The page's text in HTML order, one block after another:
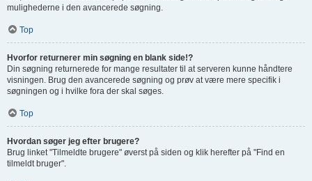
mulighederne i den avancerede søgning.
Top
Hvorfor returnerer min søgning en blank side!?
Din søgning returnerede for mange resultater til at serveren kunne håndtere
visningen. Brug den avancerede søgning og prøv at være mere specifik i
søgningen og i hvilke fora der skal søges.
Top
Hvordan søger jeg efter brugere?
Brug linket "Tilmeldte brugere" øverst på siden og klik herefter på "Find en
tilmeldt bruger".